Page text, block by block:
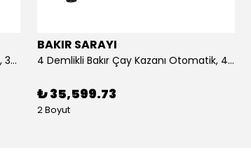
3 Demlikli Bakır Çay Kazanı Otomatik, 30 Litre
BAKIR SARAYI
4 Demlikli Bakır Çay Kazanı Otomatik, 40 Litre
₺ 35,599.73
2 Boyut